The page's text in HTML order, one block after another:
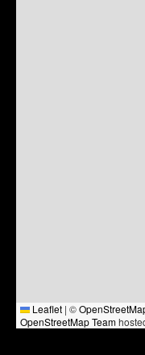
Leaflet | ©
OpenStreetMap Team